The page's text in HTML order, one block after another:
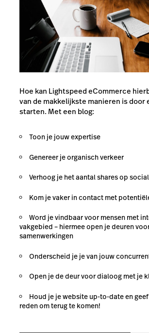
Hoe kan Lightspeed eCommerce
van de makkelijkste manieren is door
starten. Met een blog:
Toon je jouw expertise
Genereer je organisch verkeer
Verhoog je het aantal shares op
Kom je vaker in contact met
Word je vindbaar voor mensen met
vakgebied – hiermee open je deuren
samenwerkingen
Onderscheid je je van jouw
Open je de deur voor dialoog met je
Houd je je website up-to-date en
reden om terug te komen!